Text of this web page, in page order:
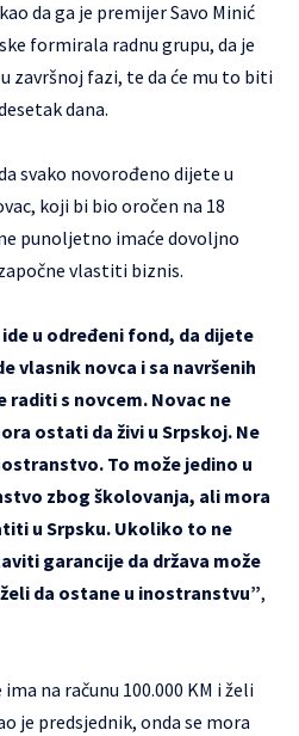
da ga je premijer Savo Minić
formirala radnu grupu, da je
završnoj fazi, te da će mu to biti
dana.
svako novorođeno dijete u
koji bi bio oročen na 18
punoljetno imaće dovoljno
vlastiti biznis.
u određeni fond, da dijete
vlasnik novca i sa navršenih
raditi s novcem. Novac ne
ostati da živi u Srpskoj. Ne
To može jedino u
zbog školovanja, ali mora
u Srpsku. Ukoliko to ne
garancije da država može
da ostane u inostranstvu”,
na računu 100.000 KM i želi
je predsjednik, onda se mora